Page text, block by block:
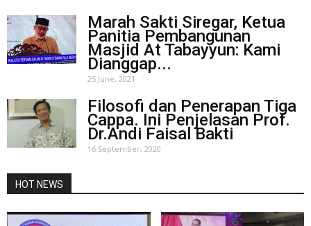
Marah Sakti Siregar, Ketua
Panitia Pembangunan
Masjid At Tabayyun: Kami
Dianggap...
25 June, 2021
Filosofi dan Penerapan Tiga
Cappa. Ini Penjelasan Prof.
Dr.Andi Faisal Bakti
16 September, 2020
HOT NEWS